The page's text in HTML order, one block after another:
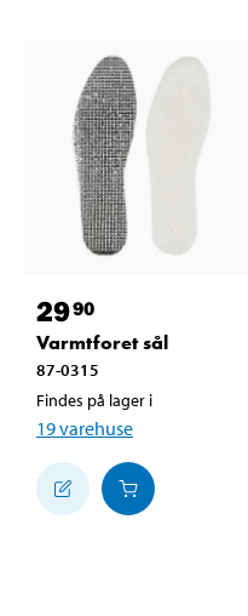
2990
Varmtforet sål
87-0315
Findes på lager i
19varehuse